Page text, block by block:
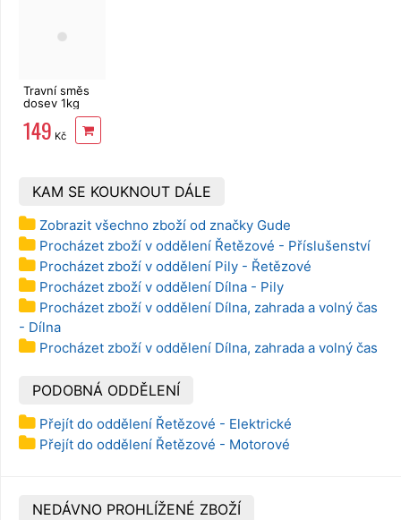
Travní směs
dosev 1kg
149 Kč
KAM SE KOUKNOUT DÁLE
Zobrazit všechno zboží od značky Gude
Procházet zboží v oddělení Řetězové - Příslušenství
Procházet zboží v oddělení Pily - Řetězové
Procházet zboží v oddělení Dílna - Pily
Procházet zboží v oddělení Dílna, zahrada a volný čas
- Dílna
Procházet zboží v oddělení Dílna, zahrada a volný čas
PODOBNÁ ODDĚLENÍ
Přejít do oddělení Řetězové - Elektrické
Přejít do oddělení Řetězové - Motorové
NEDÁVNO PROHLÍŽENÉ ZBOŽÍ